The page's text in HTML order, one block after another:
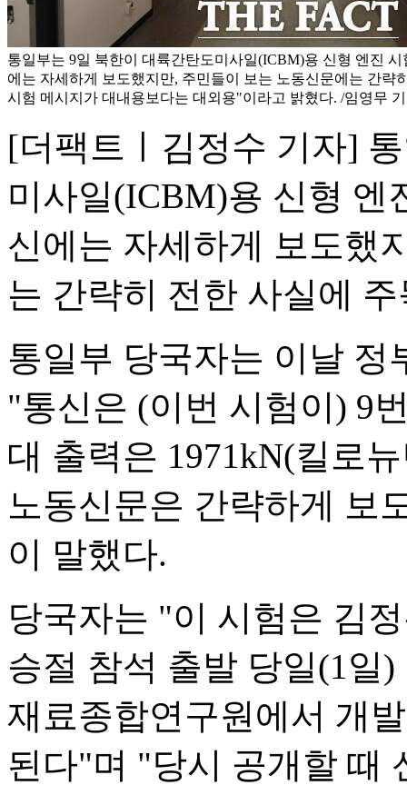
통일부는 9일 북한이 대륙간탄도미사일(ICBM)용 신형 엔진
에는 자세하게 보도했지만, 주민들이 보는 노동신문에는 간략
시험 메시지가 대내용보다는 대외용"이라고 밝혔다. /임영무
[더팩트ㅣ김정수 기자]
미사일(ICBM)용 신형 엔
신에는 자세하게 보도했
는 간략히 전한 사실에
통일부 당국자는 이날 정
"통신은 (이번 시험이) 9
대 출력은 1971kN(킬로
노동신문은 간략하게 보
이 말했다.
당국자는 "이 시험은 김
승절 참석 출발 당일(1일
재료종합연구원에서 개
된다"며 "당시 공개할 때